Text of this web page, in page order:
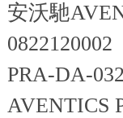
安沃馳
0822120002
PRA-DA-
AVENTICS